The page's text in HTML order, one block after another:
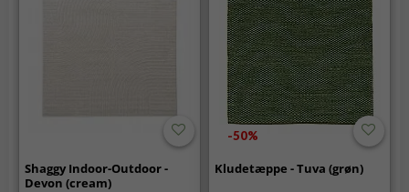
Shaggy Indoor-Outdoor -
Devon (cream)
-50%
Kludetæppe - Tuva (grøn)